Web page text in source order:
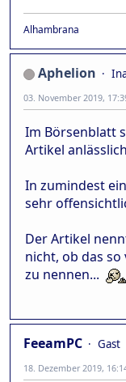
Alhambrana
Aphelion
03. November 2019,
Im Börsenblatt
Artikel
In zumindest
sehr
Der Artikel
nicht, ob das so
zu nennen...
FeeamPC
Gast
18. Dezember 2019,